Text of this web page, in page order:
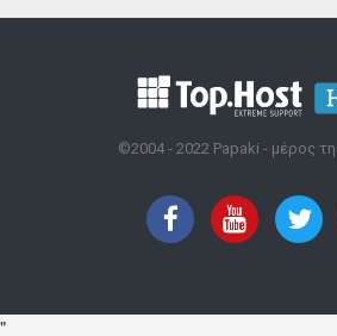
©2004 - 2022 Papaki - μέρος
"